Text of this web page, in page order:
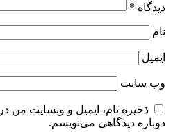
دیدگاه *
نام
ایمیل
وب‌ سایت
ذخیره نام، ایمیل و وبسایت من
دوباره دیدگاهی می‌نویسم.